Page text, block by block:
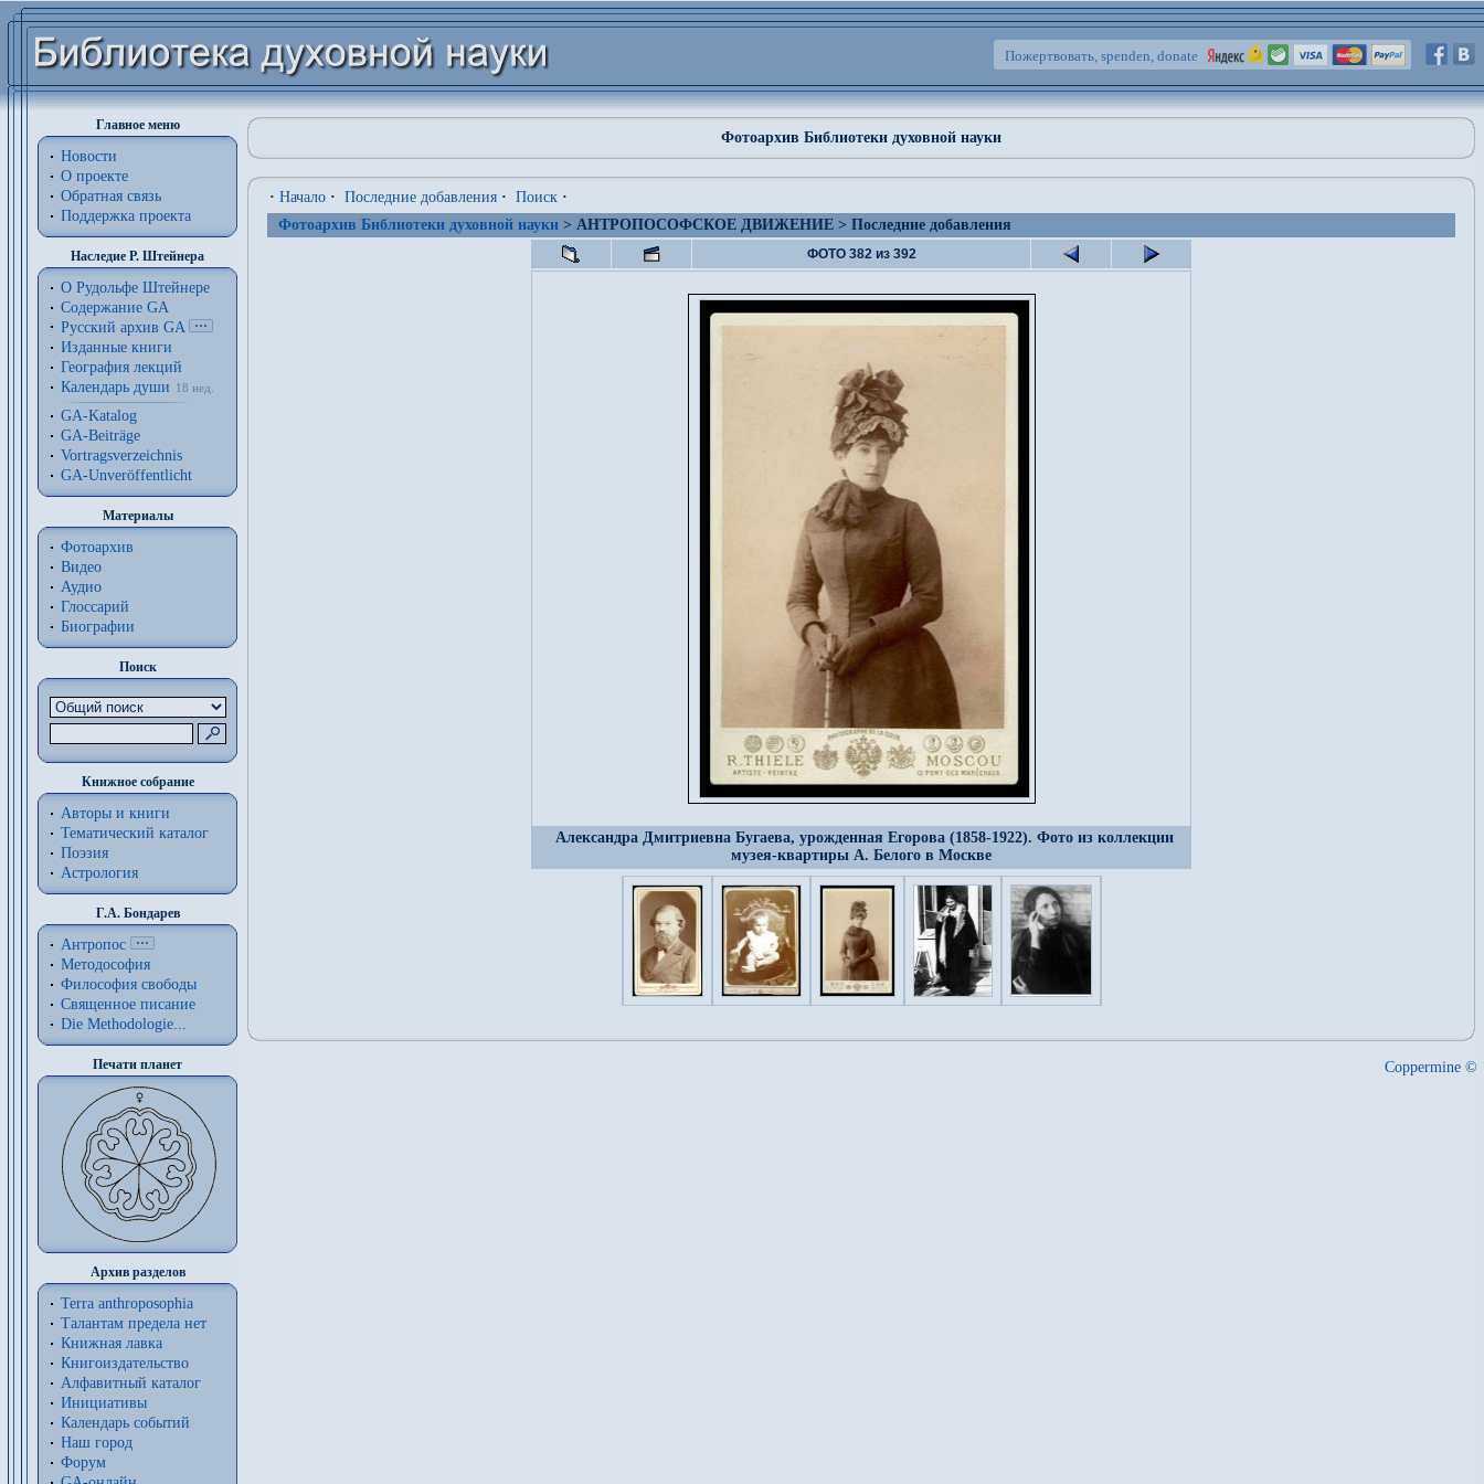
Пожертвовать, spenden, donate
Главное меню
Новости
О проекте
Обратная связь
Поддержка проекта
Наследие Р. Штейнера
О Рудольфе Штейнере
Содержание GA
Русский архив GA
Изданные книги
География лекций
Календарь души
18 нед.
GA-Katalog
GA-Beiträge
Vortragsverzeichnis
GA-Unveröffentlicht
Материалы
Фотоархив
Видео
Аудио
Глоссарий
Биографии
Поиск
Книжное собрание
Авторы и книги
Тематический каталог
Поэзия
Астрология
Г.А. Бондарев
Антропос
Методософия
Философия cвободы
Священное писание
Die Methodologie...
Печати планет
Архив разделов
Terra anthroposophia
Талантам предела нет
Книжная лавка
Книгоиздательство
Алфавитный каталог
Инициативы
Календарь событий
Наш город
Форум
Фотоархив Библиотеки духовной науки
· Начало · Последние добавления · Поиск ·
Фотоархив Библиотеки духовной науки > АНТРОПОСОФСКОЕ ДВИЖЕНИЕ > Последние добавления
ФОТО 382 из 392
Александра Дмитриевна Бугаева, урожденная Егорова (1858-1922). Фото из коллекции
музея-квартиры А. Белого в Москве
Coppermine ©